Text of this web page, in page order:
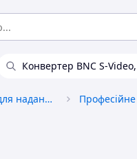
Конвертер BNC S-Video,
Обладнання та товари для надання послуг